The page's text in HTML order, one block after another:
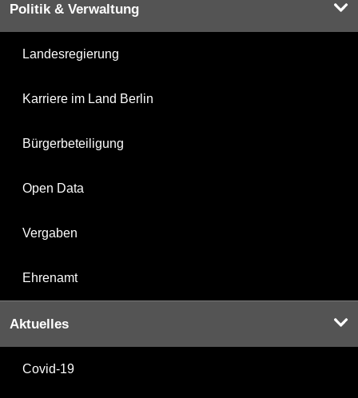
Politik & Verwaltung
Landesregierung
Karriere im Land Berlin
Bürgerbeteiligung
Open Data
Vergaben
Ehrenamt
Aktuelles
Covid-19